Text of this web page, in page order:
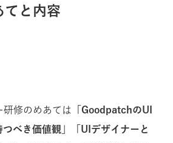
てと内容
修のめあては
「GoodpatchのUI
べき価値観」「UIデザイナーと